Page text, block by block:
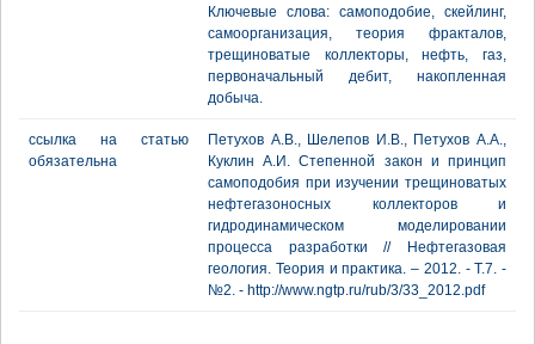
Ключевые слова: самоподобие, скейлинг,
самоорганизация, теория фракталов,
трещиноватые коллекторы, нефть, газ,
первоначальный дебит, накопленная
добыча.
ссылка на статью
обязательна
Петухов А.В., Шелепов И.В., Петухов А.А.,
Куклин А.И. Степенной закон и принцип
самоподобия при изучении трещиноватых
нефтегазоносных коллекторов и
гидродинамическом моделировании
процесса разработки // Нефтегазовая
геология. Теория и практика. – 2012. - Т.7. -
№2. - http://www.ngtp.ru/rub/3/33_2012.pdf